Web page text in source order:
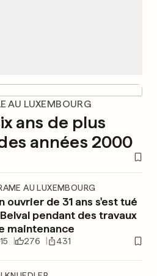
AU LUXEMBOURG
ans de plus
années 2000
AU LUXEMBOURG
ouvrier de 31 ans s'est tué
pendant des travaux
maintenance
15 276 431